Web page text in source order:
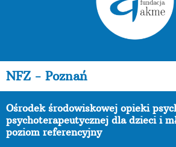
NFZ - Poznań
Ośrodek środowiskowej opieki
psychoterapeutycznej dla dzieci i
poziom referencyjny